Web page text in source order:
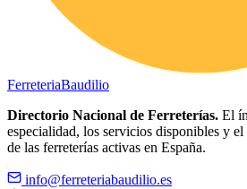
FerreteriaBaudilio
Directorio Nacional de Ferreterías. El
especialidad, los servicios disponibles y
de las ferreterías activas en España.
info@ferreteriabaudilio.es